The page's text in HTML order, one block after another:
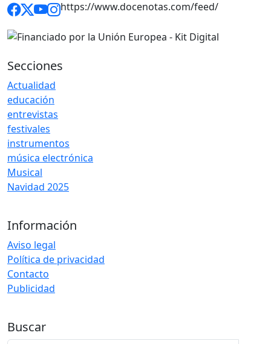
https://www.docenotas.com/feed/
Secciones
Actualidad
educación
entrevistas
festivales
instrumentos
música electrónica
Musical
Navidad 2025
Información
Aviso legal
Política de privacidad
Contacto
Publicidad
Buscar